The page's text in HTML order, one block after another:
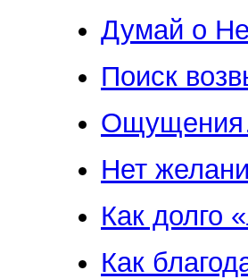
Думай о
Поиск
Нет
Как долго
Как